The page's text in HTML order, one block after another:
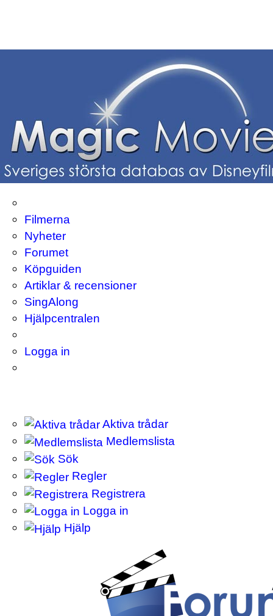
Filmerna
Nyheter
Forumet
Köpguiden
Artiklar & recensioner
SingAlong
Hjälpcentralen
Logga in
Aktiva trådar
Medlemslista
Sök
Regler
Registrera
Logga in
Hjälp